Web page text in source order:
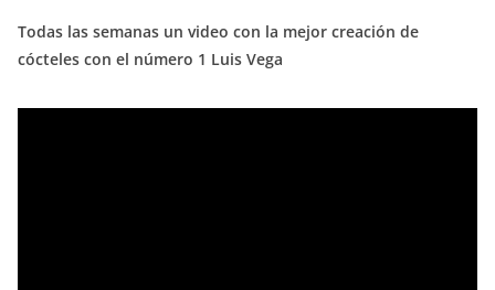
Todas las semanas un video con la mejor creación de
cócteles con el número 1 Luis Vega